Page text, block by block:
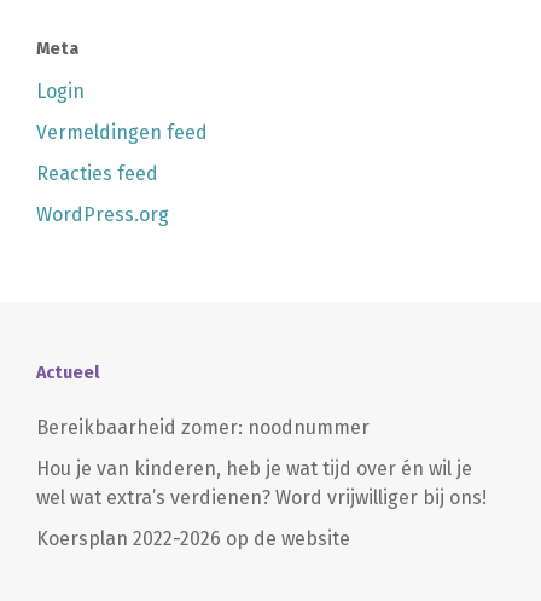
Meta
Login
Vermeldingen feed
Reacties feed
WordPress.org
Actueel
Bereikbaarheid zomer: noodnummer
Hou je van kinderen, heb je wat tijd over én wil je
wel wat extra’s verdienen? Word vrijwilliger bij ons!
Koersplan 2022-2026 op de website